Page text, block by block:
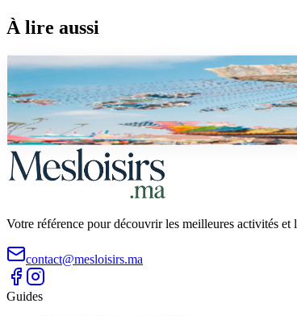
À lire aussi
famille
City Park Sale : Tarifs, Attractions et
Tout savoir sur City Park Sale : manèges, tarifs,
Votre référence pour découvrir les meilleures activités
contact@mesloisirs.ma
Guides